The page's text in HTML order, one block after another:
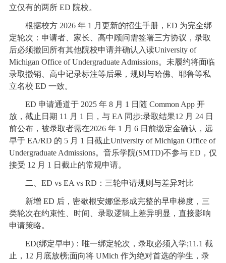
立仅有的两所 ED 院校。
根据校方 2026 年 1 月更新的招生手册，ED 为完全绑
定轮次：申请者、家长、高中顾问需签署三方协议，录取
后必须撤回所有其他院校申请并确认入读University of
Michigan Office of Undergraduate Admissions。未履约将面临
录取撤销、高中记录标注等后果，规则与哈佛、耶鲁等私
立名校 ED 一致。
ED 申请通道于 2025 年 8 月 1 日随 Common App 开
放，截止日期 11 月 1 日，与 EA 同步;录取结果12 月 24 日
前公布，被录取者需在2026 年 1 月 6 日前缴定金确认，远
早于 EA/RD 的 5 月 1 日截止University of Michigan Office of
Undergraduate Admissions。音乐学院(SMTD)不参与 ED，仅
接受 12 月 1 日截止的常规申请。
二、ED vs EA vs RD：三轮申请规则与差异对比
新增 ED 后，密歇根安娜堡形成完整的早申梯度，三
类轮次在约束性、时间、录取逻辑上差异明显，直接影响
申请策略。
ED(绑定早申)：唯一绑定轮次，录取必须入学;11.1 截
止，12 月底放榜;面向将 UMich 作为绝对首选的学生，录